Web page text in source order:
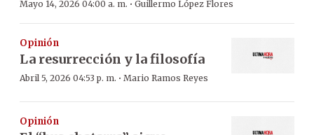
Mayo 14, 2026 04:00 a. m. · Guillermo López Flores
Opinión
La resurrección y la filosofía
Abril 5, 2026 04:53 p. m. · Mario Ramos Reyes
Opinión